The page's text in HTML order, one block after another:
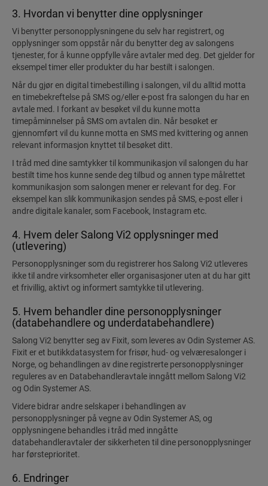
3. Hvordan vi benytter dine opplysninger
Vi benytter personopplysningene du selv har registrert, og
opplysninger som oppstår når du benytter deg av salongens
tjenester, for å kunne oppfylle våre avtaler med deg. Det gjelder for
eksempel timer eller produkter du har bestilt i salongen.
Når du gjør en digital timebestilling i salongen, vil du alltid motta
en timebekreftelse på SMS og/eller e-post fra salongen du har en
avtale med. I forkant av besøket vil du kunne motta
timepåminnelser på SMS om avtalen din. Når besøket er
gjennomført vil du kunne motta en SMS med kvittering og annen
relevant informasjon knyttet til besøket ditt.
I tråd med dine samtykker til kommunikasjon vil salongen du har
bestilt time hos kunne sende deg tilbud og annen type målrettet
kommunikasjon som salongen mener er relevant for deg. For
eksempel kan slik kommunikasjon sendes på SMS, e-post eller i
andre digitale kanaler, som Facebook, Instagram etc.
4. Hvem deler Salong Vi2 opplysninger med
(utlevering)
Personopplysninger som du registrerer hos Salong Vi2 utleveres
ikke til andre virksomheter eller organisasjoner uten at du har gitt
et frivillig, aktivt og informert samtykke til utlevering.
5. Hvem behandler dine personopplysninger
(databehandlere og underdatabehandlere)
Salong Vi2 benytter seg av Fixit, som leveres av Odin Systemer AS.
Fixit er et butikkdatasystem for frisør, hud- og velværesalonger i
Norge, og behandlingen av dine registrerte personopplysninger
reguleres av en Databehandleravtale inngått mellom Salong Vi2
og Odin Systemer AS.
Videre bidrar andre selskaper i behandlingen av
personopplysninger på vegne av Odin Systemer AS, og
opplysningene behandles i tråd med inngåtte
databehandleravtaler der sikkerheten til dine personopplysninger
har førsteprioritet.
6. Endringer